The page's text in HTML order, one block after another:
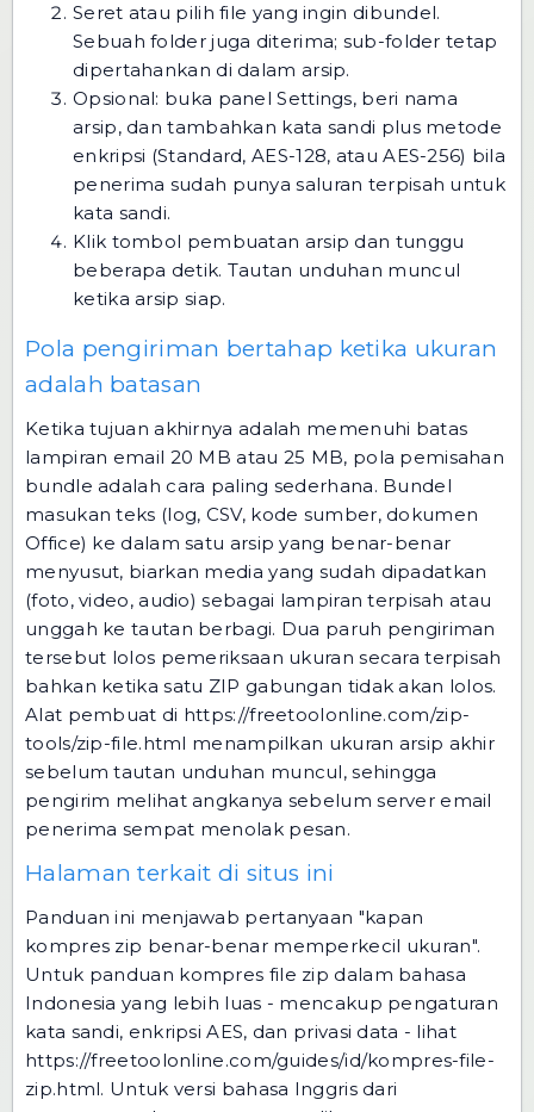
Seret atau pilih file yang ingin dibundel.
Sebuah folder juga diterima; sub-folder tetap
dipertahankan di dalam arsip.
Opsional: buka panel Settings, beri nama
arsip, dan tambahkan kata sandi plus metode
enkripsi (Standard, AES-128, atau AES-256) bila
penerima sudah punya saluran terpisah untuk
kata sandi.
Klik tombol pembuatan arsip dan tunggu
beberapa detik. Tautan unduhan muncul
ketika arsip siap.
Pola pengiriman bertahap ketika ukuran
adalah batasan
Ketika tujuan akhirnya adalah memenuhi batas
lampiran email 20 MB atau 25 MB, pola pemisahan
bundle adalah cara paling sederhana. Bundel
masukan teks (log, CSV, kode sumber, dokumen
Office) ke dalam satu arsip yang benar-benar
menyusut, biarkan media yang sudah dipadatkan
(foto, video, audio) sebagai lampiran terpisah atau
unggah ke tautan berbagi. Dua paruh pengiriman
tersebut lolos pemeriksaan ukuran secara terpisah
bahkan ketika satu ZIP gabungan tidak akan lolos.
Alat pembuat di https://freetoolonline.com/zip-
tools/zip-file.html menampilkan ukuran arsip akhir
sebelum tautan unduhan muncul, sehingga
pengirim melihat angkanya sebelum server email
penerima sempat menolak pesan.
Halaman terkait di situs ini
Panduan ini menjawab pertanyaan "kapan
kompres zip benar-benar memperkecil ukuran".
Untuk panduan kompres file zip dalam bahasa
Indonesia yang lebih luas - mencakup pengaturan
kata sandi, enkripsi AES, dan privasi data - lihat
https://freetoolonline.com/guides/id/kompres-file-
zip.html. Untuk versi bahasa Inggris dari